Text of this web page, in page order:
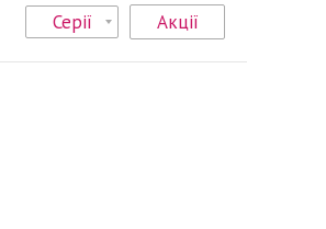
Серії Акції